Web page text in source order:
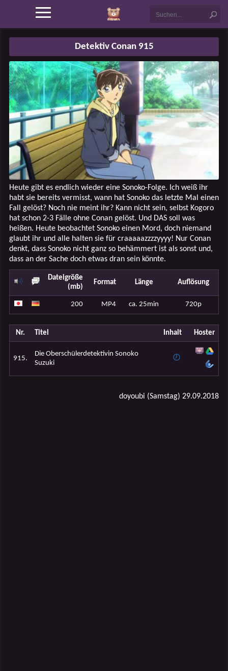
Detektiv Conan 915
Heute gibt es endlich wieder eine Sonoko-Folge. Ich weiß ihr
habt sie bereits vermisst, wann hat Sonoko das letzte Mal einen
Fall gelöst? Noch nie meint ihr? Kann nicht sein, selbst Kogoro
hat schon 2-3 Fälle ohne Conan gelöst. Und DAS soll was
heißen. Heute beobachtet Sonoko einen Mord, doch niemand
glaubt ihr und alle halten sie für craaaaazzzzyyyy! Nur Conan
denkt, dass Sonoko nicht ganz so behämmert ist als sonst und,
dass an der Sache doch etwas dran sein könnte.
Dateigröße
(mb)
Format Länge Auflösung
200 MP4 ca. 25min 720p
Nr. Titel Inhalt Hoster
915.
Die Oberschülerdetektivin Sonoko
Suzuki
doyoubi (Samstag) 29.09.2018